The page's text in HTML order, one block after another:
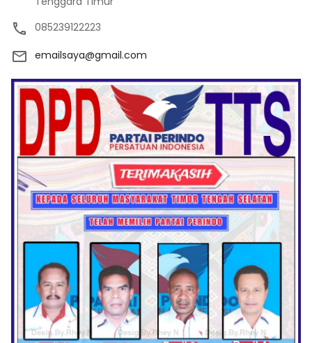
085239122223
emailsaya@gmail.com